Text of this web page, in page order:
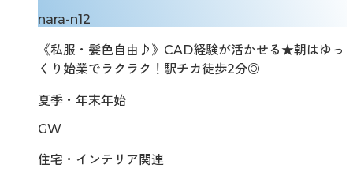
nara-n12
《私服・髪色自由♪》CAD経験が活かせる★朝はゆっ
くり始業でラクラク！駅チカ徒歩2分◎
夏季・年末年始
GW
住宅・インテリア関連